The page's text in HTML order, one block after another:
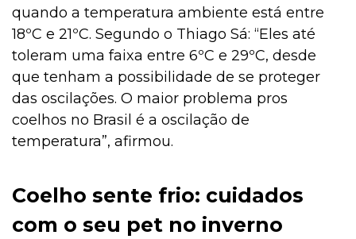
quando a temperatura ambiente está entre
18ºC e 21ºC. Segundo o Thiago Sá: “Eles até
toleram uma faixa entre 6ºC e 29ºC, desde
que tenham a possibilidade de se proteger
das oscilações. O maior problema pros
coelhos no Brasil é a oscilação de
temperatura”, afirmou.
Coelho sente frio: cuidados
com o seu pet no inverno